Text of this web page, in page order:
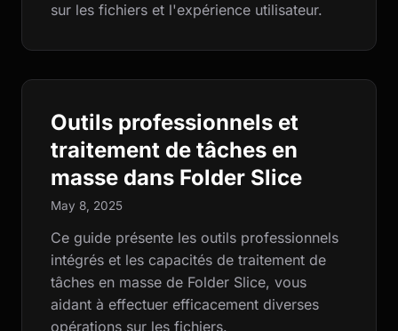
sur les fichiers et l'expérience utilisateur.
Outils professionnels et
traitement de tâches en
masse dans Folder Slice
May 8, 2025
Ce guide présente les outils professionnels
intégrés et les capacités de traitement de
tâches en masse de Folder Slice, vous
aidant à effectuer efficacement diverses
opérations sur les fichiers.